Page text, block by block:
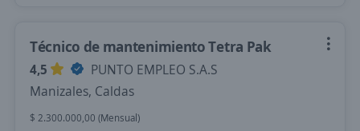
Técnico de mantenimiento Tetra Pak
4,5
PUNTO EMPLEO S.A.S
Manizales, Caldas
$ 2.300.000,00 (Mensual)